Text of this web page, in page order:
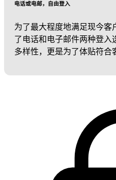
电话或电邮，自由登入
为了最大程度地满足现今客
了电话和电子邮件两种登入
多样性，更是为了体贴符合